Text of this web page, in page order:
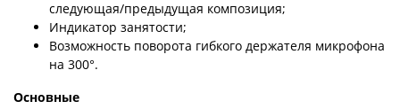
следующая/предыдущая композиция;
Индикатор занятости;
Возможность поворота гибкого держателя микрофона
на 300°.
Основные